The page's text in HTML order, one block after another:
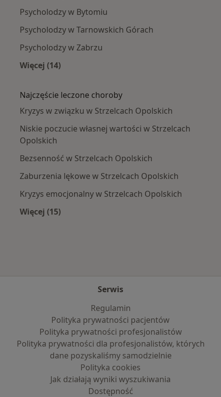
Psycholodzy w Bytomiu
Psycholodzy w Tarnowskich Górach
Psycholodzy w Zabrzu
Więcej (14)
Najczęście leczone choroby
Kryzys w związku w Strzelcach Opolskich
Niskie poczucie własnej wartości w Strzelcach
Opolskich
Bezsenność w Strzelcach Opolskich
Zaburzenia lękowe w Strzelcach Opolskich
Kryzys emocjonalny w Strzelcach Opolskich
Więcej (15)
Serwis
Regulamin
Polityka prywatności pacjentów
Polityka prywatności profesjonalistów
Polityka prywatności dla profesjonalistów, których
dane pozyskaliśmy samodzielnie
Polityka cookies
Jak działają wyniki wyszukiwania
Dostępność